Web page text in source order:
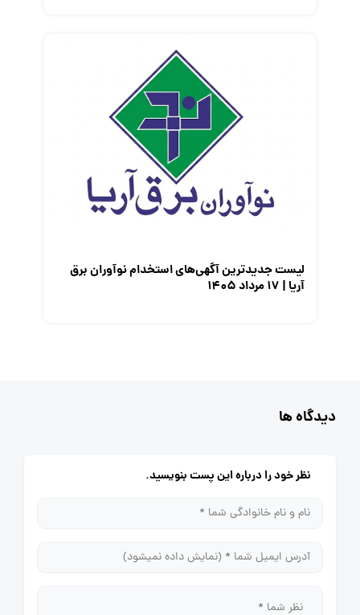
لیست جدیدترین آگهی‌های استخدام نوآوران برق
آریا | ۱۷ مرداد ۱۴۰۵
دیدگاه ها
نظر خود را درباره این پست بنویسید.